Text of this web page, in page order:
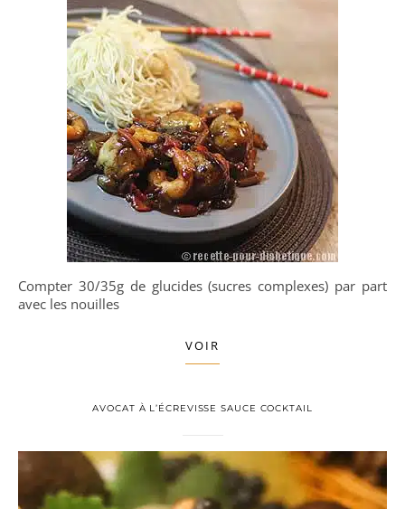
Compter 30/35g de glucides (sucres complexes) par part
avec les nouilles
VOIR
AVOCAT À L’ÉCREVISSE SAUCE COCKTAIL